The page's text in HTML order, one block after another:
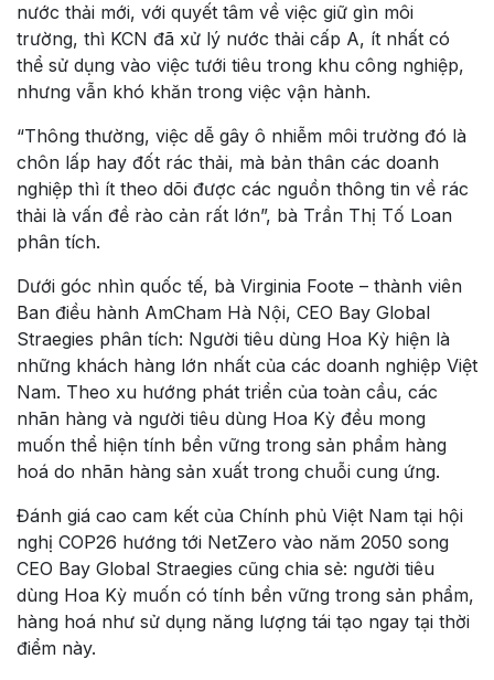
nước thải mới, với quyết tâm về việc giữ gìn môi
trường, thì KCN đã xử lý nước thải cấp A, ít nhất có
thể sử dụng vào việc tưới tiêu trong khu công nghiệp,
nhưng vẫn khó khăn trong việc vận hành.
“Thông thường, việc dễ gây ô nhiễm môi trường đó là
chôn lấp hay đốt rác thải, mà bản thân các doanh
nghiệp thì ít theo dõi được các nguồn thông tin về rác
thải là vấn đề rào cản rất lớn”, bà Trần Thị Tố Loan
phân tích.
Dưới góc nhìn quốc tế, bà Virginia Foote – thành viên
Ban điều hành AmCham Hà Nội, CEO Bay Global
Straegies phân tích: Người tiêu dùng Hoa Kỳ hiện là
những khách hàng lớn nhất của các doanh nghiệp Việt
Nam. Theo xu hướng phát triển của toàn cầu, các
nhãn hàng và người tiêu dùng Hoa Kỳ đều mong
muốn thể hiện tính bền vững trong sản phẩm hàng
hoá do nhãn hàng sản xuất trong chuỗi cung ứng.
Đánh giá cao cam kết của Chính phủ Việt Nam tại hội
nghị COP26 hướng tới NetZero vào năm 2050 song
CEO Bay Global Straegies cũng chia sẻ: người tiêu
dùng Hoa Kỳ muốn có tính bền vững trong sản phẩm,
hàng hoá như sử dụng năng lượng tái tạo ngay tại thời
điểm này.